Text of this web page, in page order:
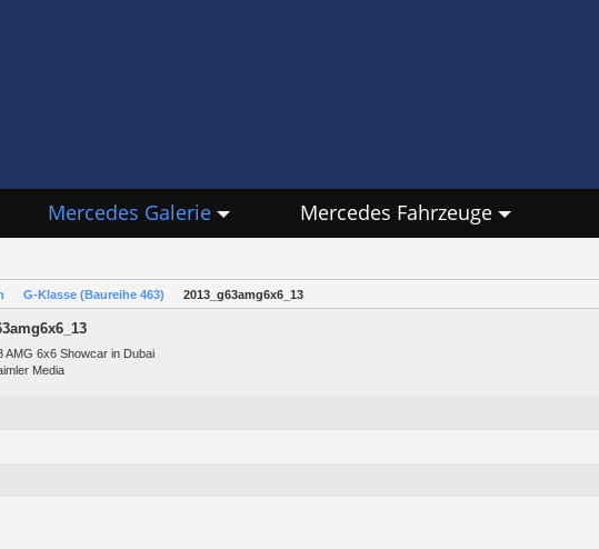
Mercedes Galerie Mercedes Fahrzeuge
G-Klasse (Baureihe 463) 2013_g63amg6x6_13
AMG 6x6 Showcar in Dubai
Media